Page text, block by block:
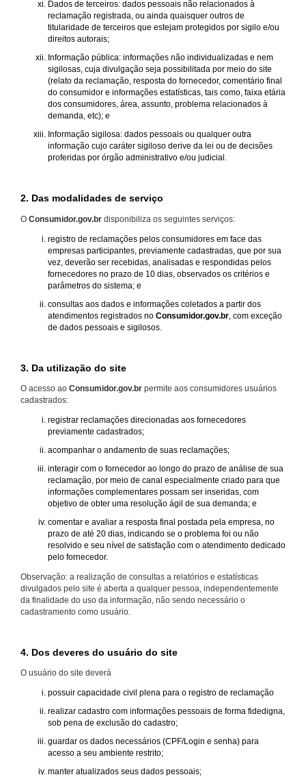
Dados de terceiros: dados pessoais não relacionados à
reclamação registrada, ou ainda quaisquer outros de
titularidade de terceiros que estejam protegidos por sigilo e/ou
direitos autorais;
Informação pública: informações não individualizadas e nem
sigilosas, cuja divulgação seja possibilitada por meio do site
(relato da reclamação, resposta do fornecedor, comentário final
do consumidor e informações estatísticas, tais como, faixa etária
dos consumidores, área, assunto, problema relacionados à
demanda, etc); e
Informação sigilosa: dados pessoais ou qualquer outra
informação cujo caráter sigiloso derive da lei ou de decisões
proferidas por órgão administrativo e/ou judicial.
2. Das modalidades de serviço
O Consumidor.gov.br disponibiliza os seguintes serviços:
registro de reclamações pelos consumidores em face das
empresas participantes, previamente cadastradas, que por sua
vez, deverão ser recebidas, analisadas e respondidas pelos
fornecedores no prazo de 10 dias, observados os critérios e
parâmetros do sistema; e
consultas aos dados e informações coletados a partir dos
atendimentos registrados no Consumidor.gov.br , com exceção
de dados pessoais e sigilosos.
3. Da utilização do site
O acesso ao Consumidor.gov.br permite aos consumidores usuários
cadastrados:
registrar reclamações direcionadas aos fornecedores
previamente cadastrados;
acompanhar o andamento de suas reclamações;
interagir com o fornecedor ao longo do prazo de análise de sua
reclamação, por meio de canal especialmente criado para que
informações complementares possam ser inseridas, com
objetivo de obter uma resolução ágil de sua demanda; e
comentar e avaliar a resposta final postada pela empresa, no
prazo de até 20 dias, indicando se o problema foi ou não
resolvido e seu nível de satisfação com o atendimento dedicado
pelo fornecedor.
Observação: a realização de consultas a relatórios e estatísticas
divulgados pelo site é aberta a qualquer pessoa, independentemente
da finalidade do uso da informação, não sendo necessário o
cadastramento como usuário.
4. Dos deveres do usuário do site
O usuário do site deverá
possuir capacidade civil plena para o registro de reclamação
realizar cadastro com informações pessoais de forma fidedigna,
sob pena de exclusão do cadastro;
guardar os dados necessários (CPF/Login e senha) para
acesso a seu ambiente restrito;
manter atualizados seus dados pessoais;